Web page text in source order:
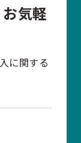
気軽
に関する